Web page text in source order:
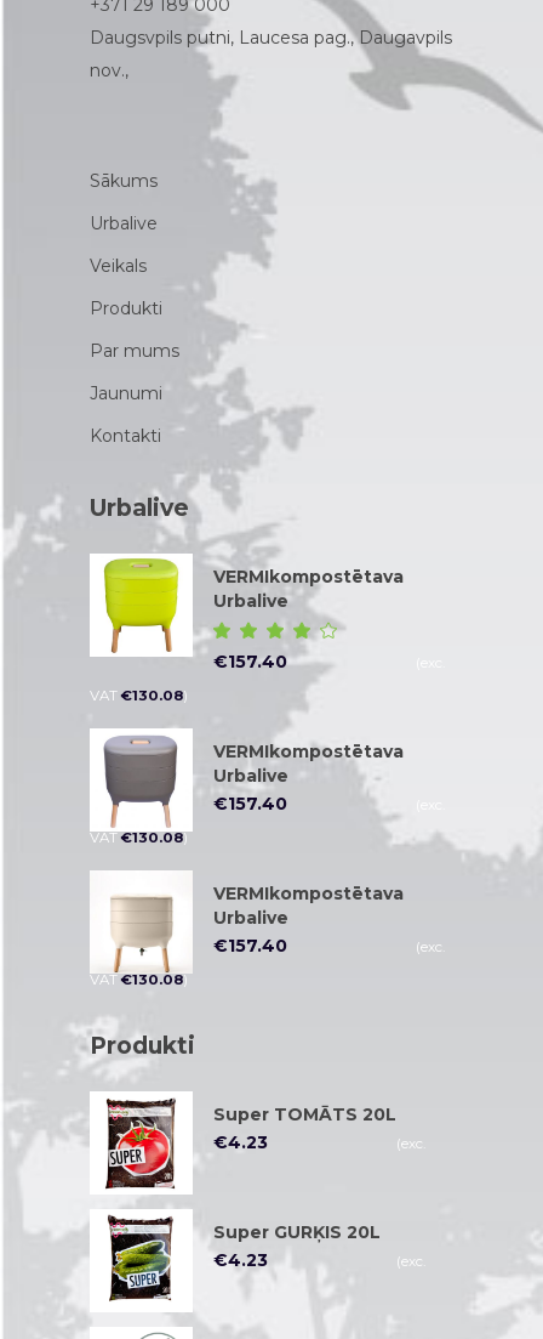
+371 29 189 000
Daugsvpils putni, Laucesa pag., Daugavpils
nov.,
Sākums
Urbalive
Veikals
Produkti
Par mums
Jaunumi
Kontakti
Urbalive
VERMIkompostētava
Urbalive
4.00
€157.40
VAT€130.08)
VERMIkompostētava
Urbalive
€157.40
VAT€130.08)
VERMIkompostētava
Urbalive
€157.40
(exc.
VAT€130.08)
Produkti
Super TOMĀTS 20L
€4.23
(exc.
VAT€3.50)
Super GURĶIS 20L
€4.23
(exc.
VAT€3.50)